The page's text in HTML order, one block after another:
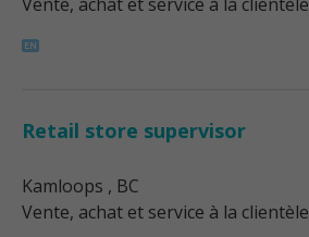
Retail store supervisor
Kamloops , BC
Vente, achat et service à la clientèle